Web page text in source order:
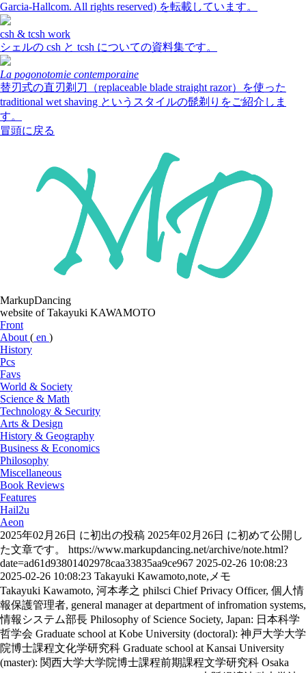
Garcia-Hallcom. All rights reserved) を転載しています。
csh & tcsh work
シェルの csh と tcsh についての資料集です。
La pogonotomie contemporaine
替刃式の直刃剃刀（replaceable blade straight razor）を使った
traditional wet shaving というスタイルの髭剃りをご紹介しま
す。
冒頭に戻る
MarkupDancing
website of Takayuki KAWAMOTO
Front
About ( en )
History
Pcs
Favs
World & Society
Science & Math
Technology & Security
Arts & Design
History & Geography
Business & Economics
Philosophy
Miscellaneous
Book Reviews
Features
Hail2u
Aeon
2025年02月26日 に初出の投稿 2025年02月26日 に初めて公開し
た文章です。
https://www.markupdancing.net/archive/note.html?
date=ad61d93801402978caa33835aa9ce967 2025-02-26 10:08:23
2025-02-26 10:08:23 Takayuki Kawamoto,note,メモ
Takayuki Kawamoto, 河本孝之 philsci Chief Privacy Officer, 個人情
報保護管理者, general manager at department of infromation systems,
情報システム部長 Philosophy of Science Society, Japan: 日本科学
哲学会 Graduate school at Kobe University (doctoral): 神戸大学大学
院博士課程文化学研究科 Graduate school at Kansai University
(master): 関西大学大学院博士課程前期課程文学研究科 Osaka